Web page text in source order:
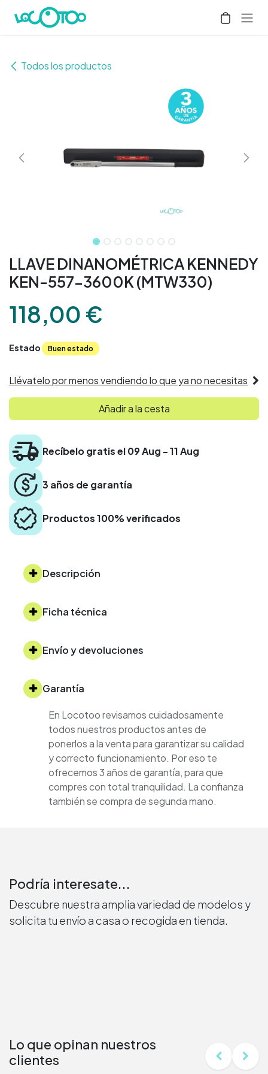
Ir al contenido
Todos los productos
LLAVE DINANOMÉTRICA KENNEDY
KEN-557-3600K (MTW330)
118,00 €
Estado Buen estado
Llévatelo por menos vendiendo lo que ya no necesitas
Añadir a la cesta
Recíbelo gratis el 09 Aug - 11 Aug
3 años de garantía
Productos 100% verificados
Descripción
Ficha técnica
Envío y devoluciones
Garantía
En Locotoo revisamos cuidadosamente
todos nuestros productos antes de
ponerlos a la venta para garantizar su calidad
y correcto funcionamiento. Por eso te
ofrecemos 3 años de garantía, para que
compres con total tranquilidad. La confianza
también se compra de segunda mano.
Podría interesate...
Descubre nuestra amplia variedad de modelos y
solicita tu envío a casa o recogida en tienda.
Lo que opinan nuestros
clientes